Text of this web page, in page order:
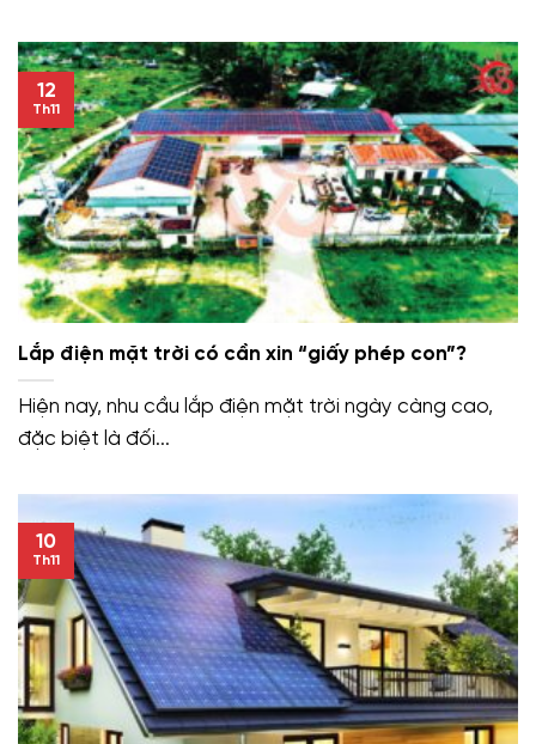
Lắp điện mặt trời có cần xin “giấy phép con”?
Hiện nay, nhu cầu lắp điện mặt trời ngày càng cao,
đặc biệt là đối...
12
Th11
10
Th11